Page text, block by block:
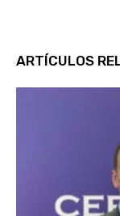
ARTÍCULOS